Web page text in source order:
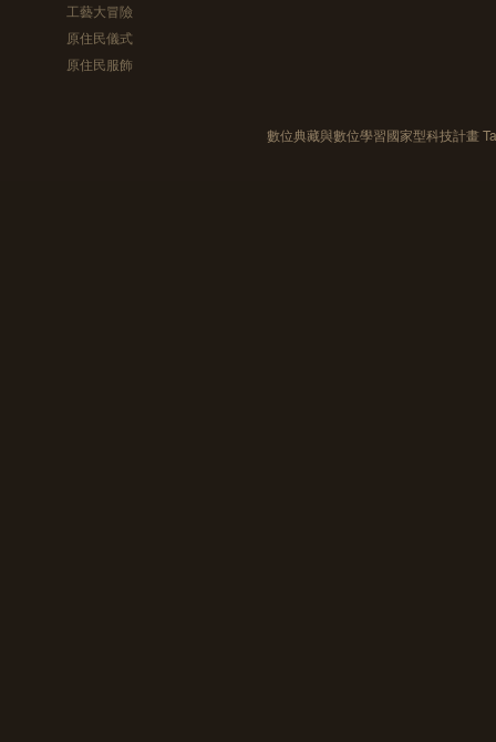
工藝大冒險
原住民儀式
原住民服飾
數位典藏與數位學習國家型科技計畫